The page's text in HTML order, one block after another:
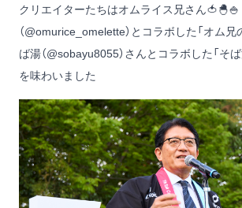
クリエイターたちはオムライス兄さん🍅🐣🍚
（@omurice_omelette）とコラボした「オム兄
ば湯（@sobayu8055）さんとコラボした「そ
を味わいました